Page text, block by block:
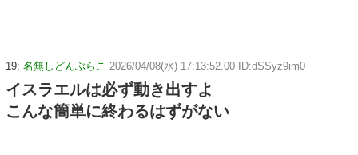
19: 名無しどんぶらこ 2026/04/08(水) 17:13:52.00 ID:dSSyz9im0
イスラエルは必ず動き出すよ
こんな簡単に終わるはずがない